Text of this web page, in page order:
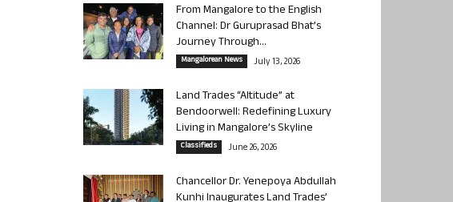
From Mangalore to the English
Channel: Dr Guruprasad Bhat’s
Journey Through...
Mangalorean News July 13, 2026
Land Trades “Altitude” at
Bendoorwell: Redefining Luxury
Living in Mangalore’s Skyline
Classifieds June 26, 2026
Chancellor Dr. Yenepoya Abdullah
Kunhi Inaugurates Land Trades’